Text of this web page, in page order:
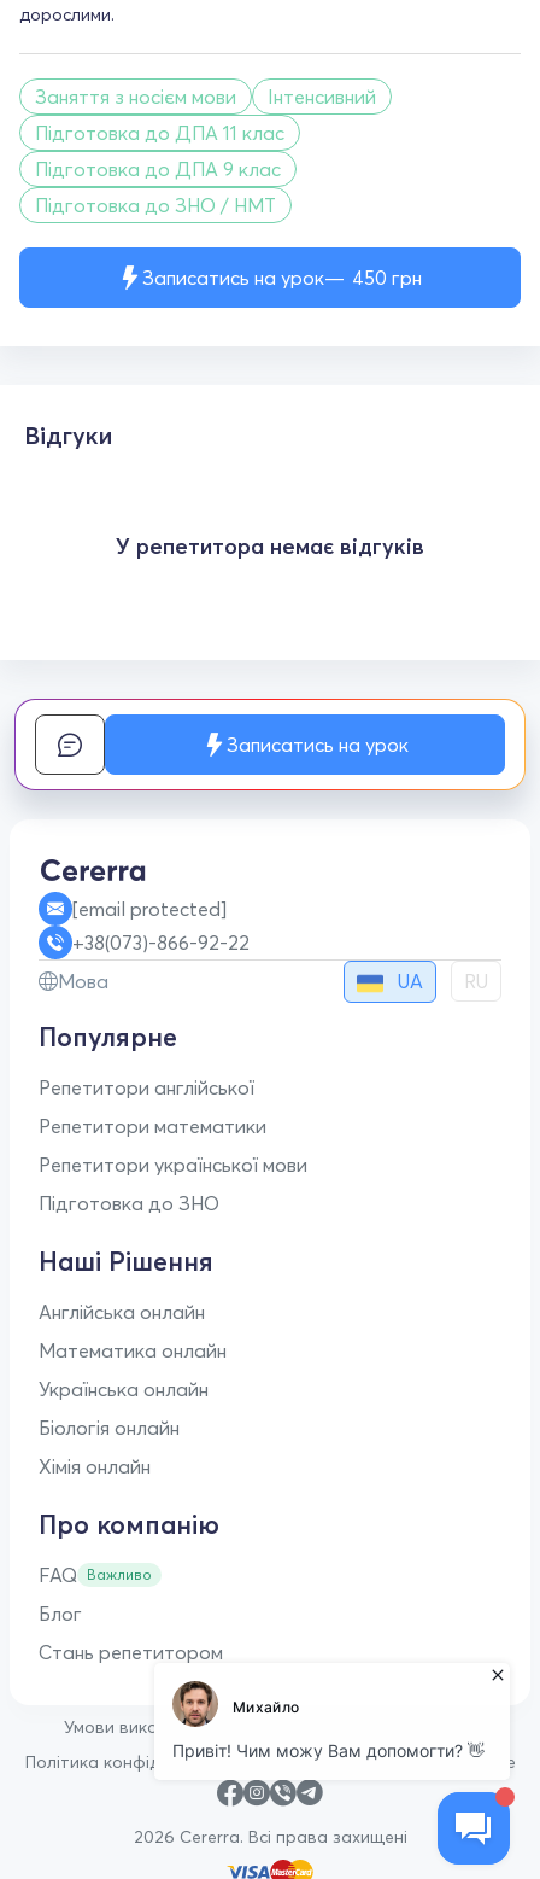
Записатись на урок 450 грн
дорослими.
Заняття з носієм мови
Інтенсивний
Підготовка до ДПА 11 клас
Підготовка до ДПА 9 клас
Підготовка до ЗНО / НМТ
Відгуки
У репетитора немає відгуків
Записатись на урок
[email protected]
+38(073)-866-92-22
Мова
UA RU
Популярне
Репетитори англійської
Репетитори математики
Репетитори української мови
Підготовка до ЗНО
Наші Рішення
Англійська онлайн
Математика онлайн
Українська онлайн
Біологія онлайн
Хімія онлайн
Про компанію
FAQ Важливо
Блог
Стань репетитором
2026 Cererra. Всі права захищені
Умови використання
Політика конфіденційності • Політика щодо файлів cookie